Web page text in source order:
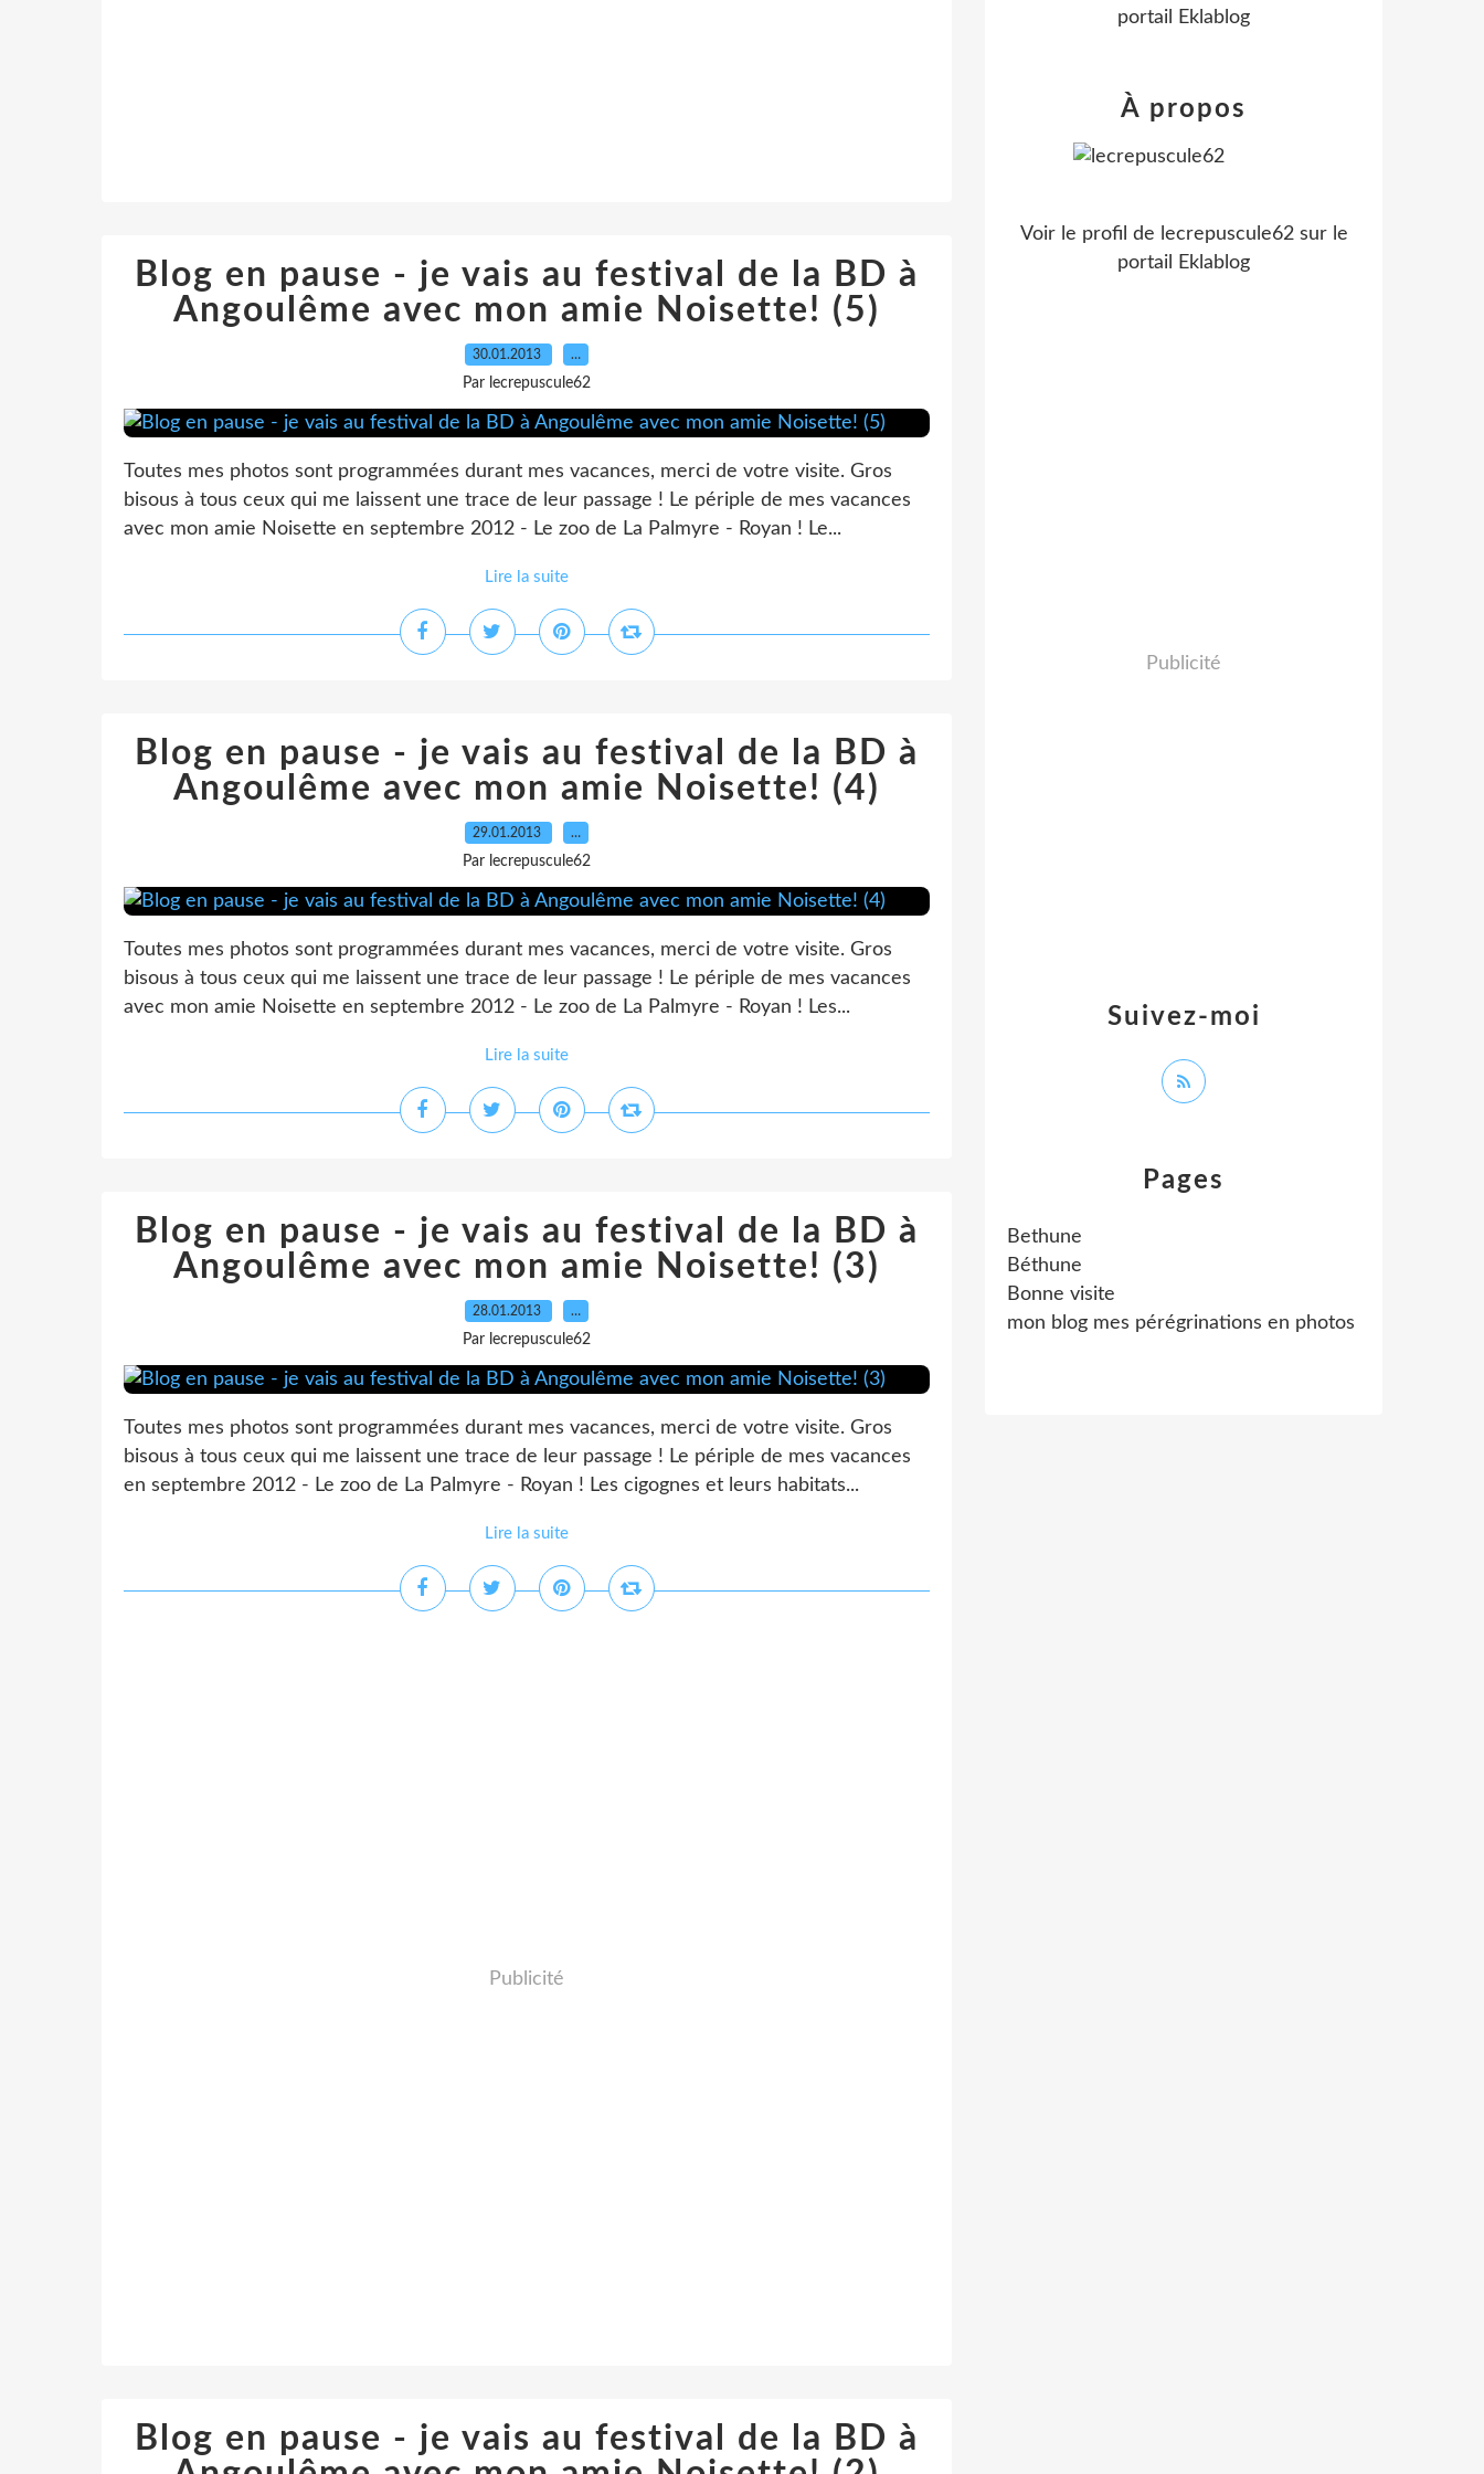
Blog en pause - je vais au festival de la BD à
Angoulême avec mon amie Noisette! (5)
30.01.2013 …
Par lecrepuscule62
Toutes mes photos sont programmées durant mes vacances, merci de votre visite. Gros
bisous à tous ceux qui me laissent une trace de leur passage ! Le périple de mes vacances
avec mon amie Noisette en septembre 2012 - Le zoo de La Palmyre - Royan ! Le...
Lire la suite
Blog en pause - je vais au festival de la BD à
Angoulême avec mon amie Noisette! (4)
29.01.2013 …
Par lecrepuscule62
Toutes mes photos sont programmées durant mes vacances, merci de votre visite. Gros
bisous à tous ceux qui me laissent une trace de leur passage ! Le périple de mes vacances
avec mon amie Noisette en septembre 2012 - Le zoo de La Palmyre - Royan ! Les...
Lire la suite
Blog en pause - je vais au festival de la BD à
Angoulême avec mon amie Noisette! (3)
28.01.2013 …
Par lecrepuscule62
Toutes mes photos sont programmées durant mes vacances, merci de votre visite. Gros
bisous à tous ceux qui me laissent une trace de leur passage ! Le périple de mes vacances
en septembre 2012 - Le zoo de La Palmyre - Royan ! Les cigognes et leurs habitats...
Lire la suite
Publicité
Blog en pause - je vais au festival de la BD à
Pages
Bethune
Béthune
Bonne visite
mon blog mes pérégrinations en photos
portail Eklablog
Suivez-moi
À propos
Voir le profil de lecrepuscule62sur le
portail Eklablog
Publicité